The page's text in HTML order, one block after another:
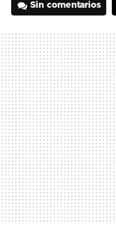
Sin comentarios